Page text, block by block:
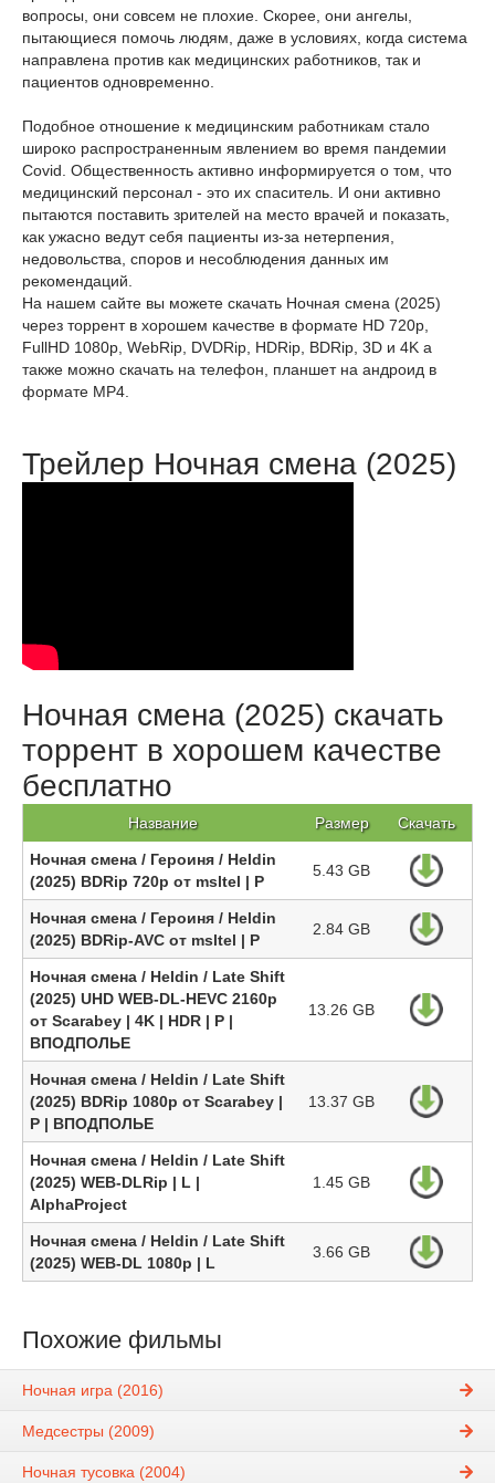
вопросы, они совсем не плохие. Скорее, они ангелы,
пытающиеся помочь людям, даже в условиях, когда система
направлена против как медицинских работников, так и
пациентов одновременно.
Подобное отношение к медицинским работникам стало
широко распространенным явлением во время пандемии
Covid. Общественность активно информируется о том, что
медицинский персонал - это их спаситель. И они активно
пытаются поставить зрителей на место врачей и показать,
как ужасно ведут себя пациенты из-за нетерпения,
недовольства, споров и несоблюдения данных им
рекомендаций.
На нашем сайте вы можете скачать Ночная смена (2025)
через торрент в хорошем качестве в формате HD 720p,
FullHD 1080p, WebRip, DVDRip, HDRip, BDRip, 3D и 4K а
также можно скачать на телефон, планшет на андроид в
формате MP4.
Трейлер Ночная смена (2025)
Ночная смена (2025) скачать
торрент в хорошем качестве
бесплатно
Название Размер Скачать
Ночная смена / Героиня / Heldin
(2025) BDRip 720p от msltel | P
5.43 GB
Ночная смена / Героиня / Heldin
(2025) BDRip-AVC от msltel | P
2.84 GB
Ночная смена / Heldin / Late Shift
(2025) UHD WEB-DL-HEVC 2160p
от Scarabey | 4K | HDR | P |
ВПОДПОЛЬЕ
13.26 GB
Ночная смена / Heldin / Late Shift
(2025) BDRip 1080p от Scarabey |
P | ВПОДПОЛЬЕ
13.37 GB
Ночная смена / Heldin / Late Shift
(2025) WEB-DLRip | L |
AlphaProject
1.45 GB
Ночная смена / Heldin / Late Shift
(2025) WEB-DL 1080p | L
3.66 GB
Похожие фильмы
Ночная игра (2016)
Медсестры (2009)
Ночная тусовка (2004)